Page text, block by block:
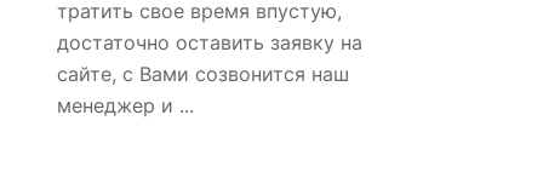
тратить свое время впустую,
достаточно оставить заявку на
сайте, с Вами созвонится наш
менеджер и ...